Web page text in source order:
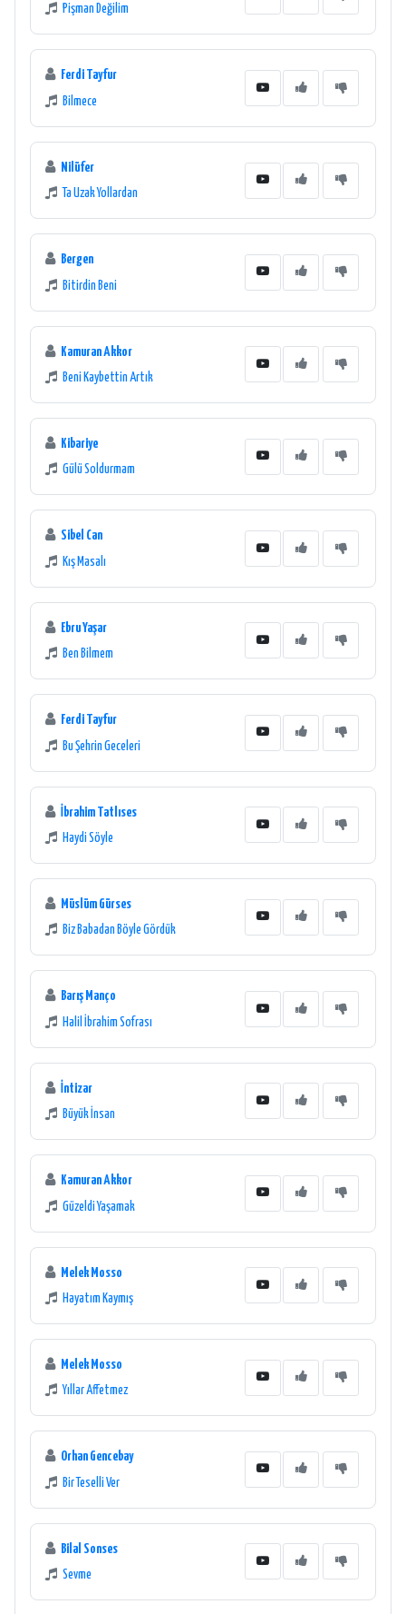
Pişman Değilim
Ferdi Tayfur
Bilmece
Nilüfer
Ta Uzak Yollardan
Bergen
Bitirdin Beni
Kamuran Akkor
Beni Kaybettin Artık
Kibariye
Gülü Soldurmam
Sibel Can
Kış Masalı
Ebru Yaşar
Ben Bilmem
Ferdi Tayfur
Bu Şehrin Geceleri
İbrahim Tatlıses
Haydi Söyle
Müslüm Gürses
Biz Babadan Böyle Gördük
Barış Manço
Halil İbrahim Sofrası
İntizar
Büyük İnsan
Kamuran Akkor
Güzeldi Yaşamak
Melek Mosso
Hayatım Kaymış
Melek Mosso
Yıllar Affetmez
Orhan Gencebay
Bir Teselli Ver
Bilal Sonses
Sevme